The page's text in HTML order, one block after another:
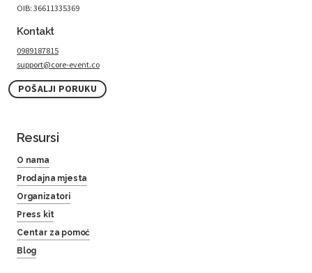
OIB: 36611335369
Kontakt
0989187815
support@core-event.co
POŠALJI PORUKU
Resursi
O nama
Prodajna mjesta
Organizatori
Press kit
Centar za pomoć
Blog